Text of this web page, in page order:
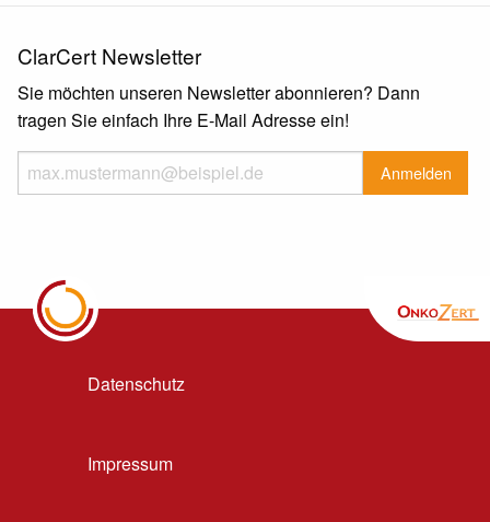
ClarCert Newsletter
Sie möchten unseren Newsletter abonnieren? Dann
tragen Sie einfach Ihre E-Mail Adresse ein!
Datenschutz
Impressum